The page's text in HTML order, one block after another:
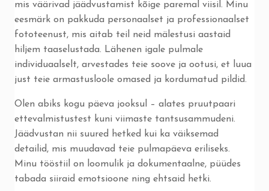
mis väärivad jäädvustamist kõige paremal viisil. Minu
eesmärk on pakkuda personaalset ja professionaalset
fototeenust, mis aitab teil neid mälestusi aastaid
hiljem taaselustada. Lähenen igale pulmale
individuaalselt, arvestades teie soove ja ootusi, et luua
just teie armastusloole omased ja kordumatud pildid.
Olen abiks kogu päeva jooksul – alates pruutpaari
ettevalmistustest kuni viimaste tantsusammudeni.
Jäädvustan nii suured hetked kui ka väiksemad
detailid, mis muudavad teie pulmapäeva eriliseks.
Minu tööstiil on loomulik ja dokumentaalne, püüdes
tabada siiraid emotsioone ning ehtsaid hetki.